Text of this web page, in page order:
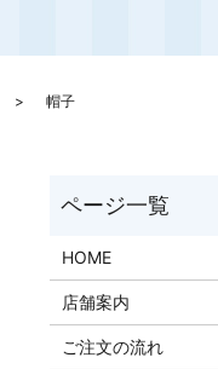
帽子
HOME
店舗案内
ご注文の流れ